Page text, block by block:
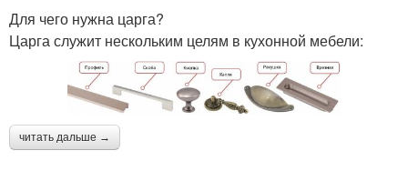
Для чего нужна царга?
Царга служит нескольким целям в кухонной мебели:
читать дальше →